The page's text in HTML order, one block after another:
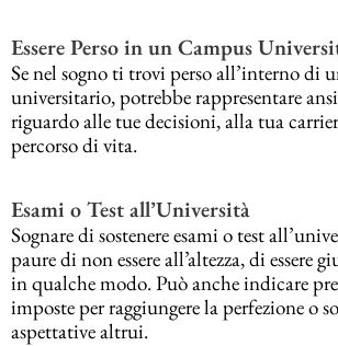
Essere Perso in un Campus
Se nel sogno ti trovi perso all’interno di
universitario, potrebbe rappresentare
riguardo alle tue decisioni, alla tua
percorso di vita.
Esami o Test all’Università
Sognare di sostenere esami o test
paure di non essere all’altezza, di essere
in qualche modo. Può anche indicare
imposte per raggiungere la perfezione o
aspettative altrui.